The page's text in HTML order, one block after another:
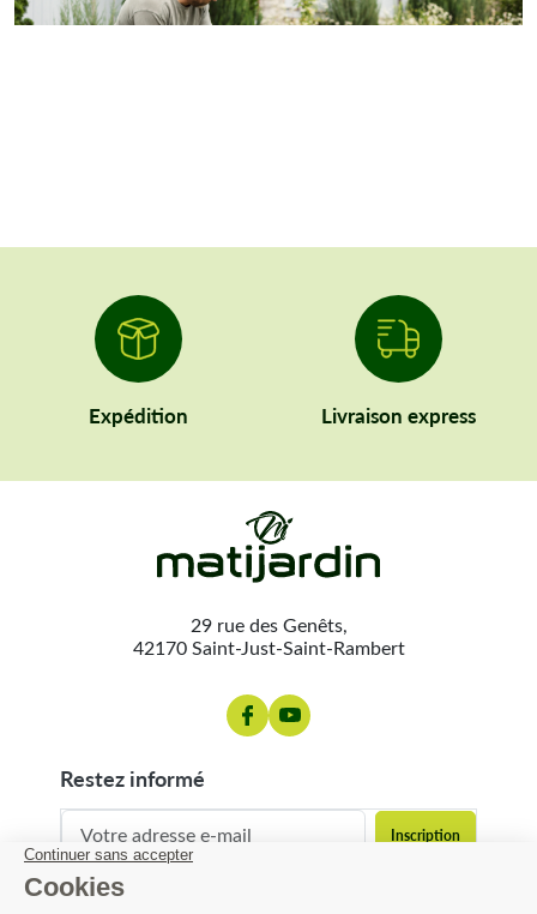
Expédition Livraison express
29 rue des Genêts,
42170 Saint-Just-Saint-Rambert
restez informé